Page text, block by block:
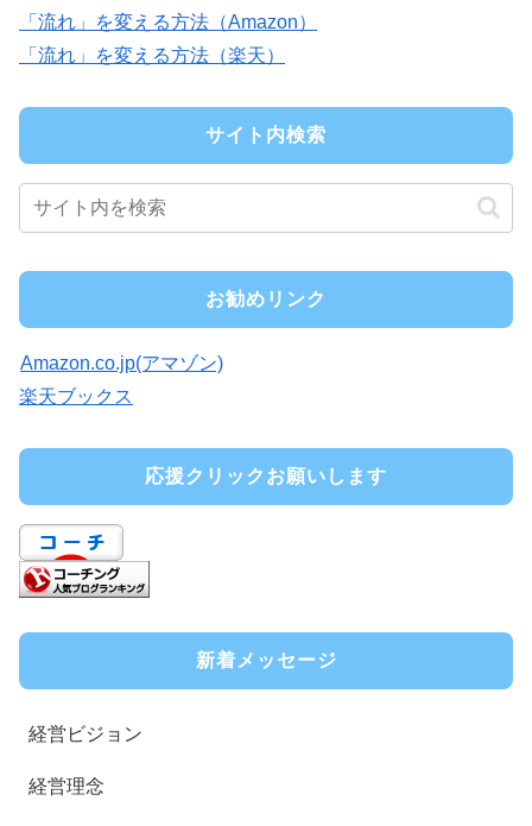
「流れ」を変える方法（Amazon）
「流れ」を変える方法（楽天）
サイト内検索
お勧めリンク
Amazon.co.jp(アマゾン)
楽天ブックス
応援クリックお願いします
新着メッセージ
経営ビジョン
経営理念